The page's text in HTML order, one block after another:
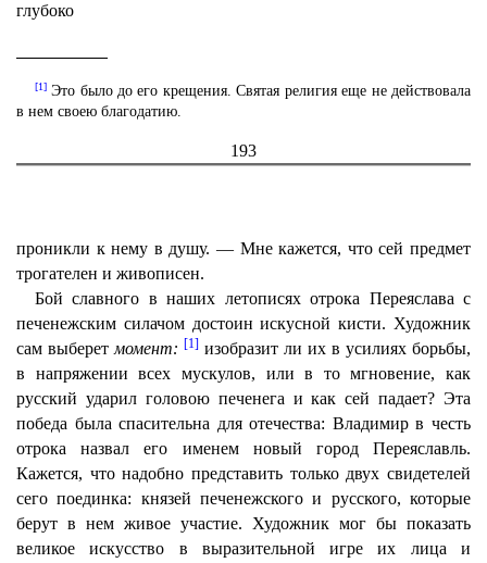
глубоко
[1]Это было до его крещения. Святая религия еще не действовала
в нем своею благодатию.
193
проникли к нему в душу. — Мне кажется, что сей предмет
трогателен и живописен.
Бой славного в наших летописях отрока Переяслава с
печенежским силачом достоин искусной кисти. Художник
сам выберет момент: [1] изобразит ли их в усилиях борьбы,
в напряжении всех мускулов, или в то мгновение, как
русский ударил головою печенега и как сей падает? Эта
победа была спасительна для отечества: Владимир в честь
отрока назвал его именем новый город Переяславль.
Кажется, что надобно представить только двух свидетелей
сего поединка: князей печенежского и русского, которые
берут в нем живое участие. Художник мог бы показать
великое искусство в выразительной игре их лица и